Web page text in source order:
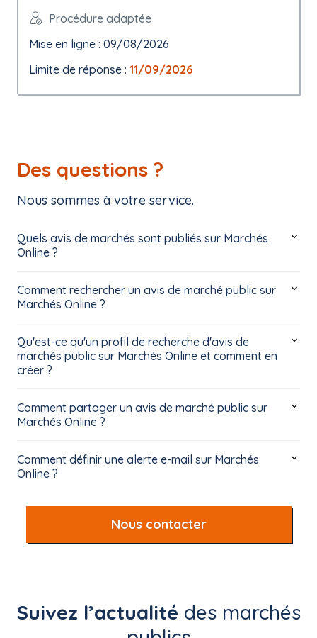
Procédure adaptée
Mise en ligne : 09/08/2026
Limite de réponse : 11/09/2026
Des questions ?
Nous sommes à votre service.
Quels avis de marchés sont publiés sur Marchés
Online ?
Comment rechercher un avis de marché public sur
Marchés Online ?
Qu'est-ce qu'un profil de recherche d'avis de
marchés public sur Marchés Online et comment en
créer ?
Comment partager un avis de marché public sur
Marchés Online ?
Comment définir une alerte e-mail sur Marchés
Online ?
Nous contacter
Suivez l’actualité des marchés